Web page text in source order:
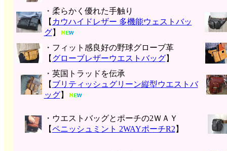
・柔らかく優れた手触り
【 カウハイドレザー 多機能ウェストバッ
グ】
・フィット感良好の野球グローブ革
【 グローブレザーウエストバッグ】
・英国トラッドを伝承
【 ブリティッシュグリーン縦型ウエストバ
ッグ】
・ウエストバッグとポーチの2ＷＡＹ
【ペニッシュミント 2WAYポーチR2 】